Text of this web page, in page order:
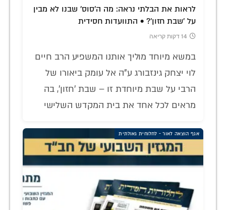
לראות את הבלתי נראה: מה ה'סוס' שבנו לא מבין
על 'שבת חזון'? • התוועדות חסידית
14 דקות קריאה
במשא מיוחד מוליך אותנו המשפיע הרב חיים
לוי יצחק גינזבורג ע"ה אל עומק ביאורו של
הרבי על שבת מיוחדת זו – שבת 'חזון', בה
מראים לכל אחד את בית המקדש השלישי
אגף הוצאה לאור - לחלוחית גאולתית